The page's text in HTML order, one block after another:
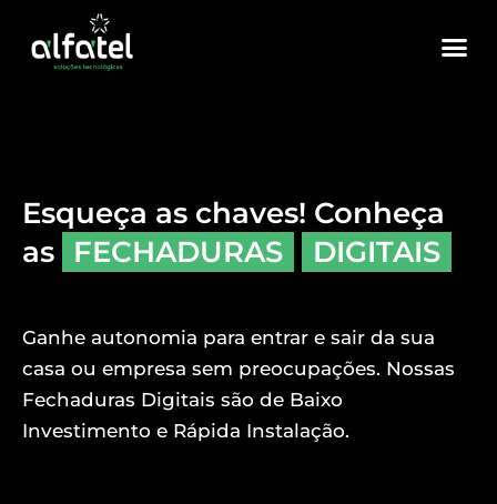
Esqueça as chaves! Conheça
as FECHADURAS DIGITAIS
Ganhe autonomia para entrar e sair da sua
casa ou empresa sem preocupações. Nossas
Fechaduras Digitais são de Baixo
Investimento e Rápida Instalação.